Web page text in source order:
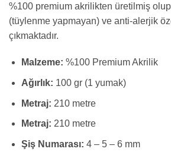
%100 premium akrilikten üretilmiş
(tüylenme yapmayan) ve anti-alerjik
çıkmaktadır.
Malzeme: %100 Premium Akrilik
Ağırlık: 100 gr (1 yumak)
Metraj: 210 metre
Metraj: 210 metre
Şiş Numarası: 4 – 5 – 6 mm